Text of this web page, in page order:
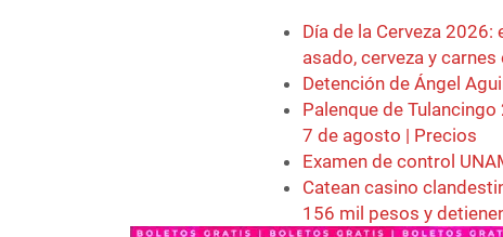
Día de la Cerveza
asado, cerveza y
Detención de Ángel
Palenque de
7 de agosto | Precios
Examen de control
Catean casino
156 mil pesos y